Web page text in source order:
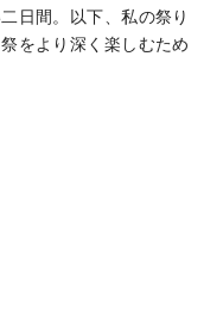
日間。以下、私の祭り
をより深く楽しむため